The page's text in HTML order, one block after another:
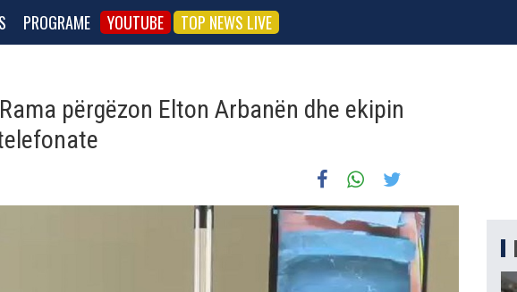
PROGRAME YOUTUBE TOP NEWS LIVE
përgëzon Elton Arbanën dhe ekipin